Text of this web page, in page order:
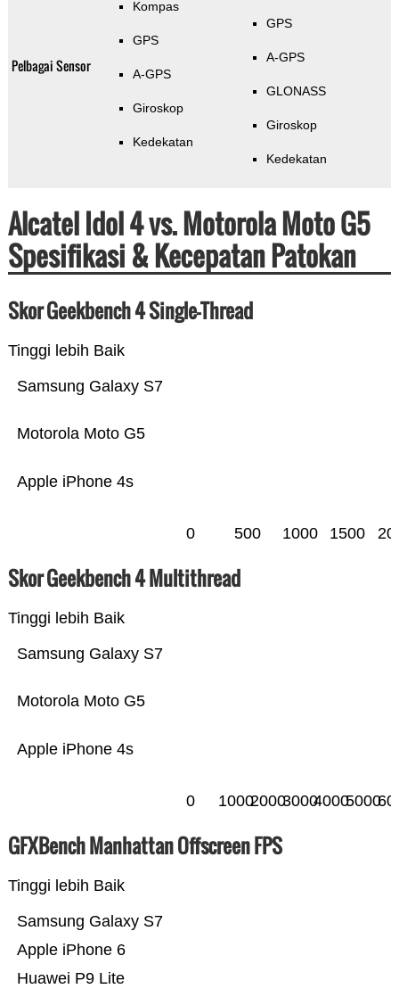
Pelbagai Sensor
Kompas
GPS
A-GPS
Giroskop
Kedekatan
GPS
A-GPS
GLONASS
Giroskop
Kedekatan
Alcatel Idol 4 vs. Motorola Moto G5
Spesifikasi & Kecepatan Patokan
Skor Geekbench 4 Single-Thread
Tinggi lebih Baik
Apple iPhone 4s
Motorola Moto G5
Samsung Galaxy S7
0 500 1000 1500
Skor Geekbench 4 Multithread
Tinggi lebih Baik
Apple iPhone 4s
Motorola Moto G5
Samsung Galaxy S7
0 10002000300040005000
GFXBench Manhattan Offscreen FPS
Tinggi lebih Baik
Huawei P9 Lite
Apple iPhone 6
Samsung Galaxy S7